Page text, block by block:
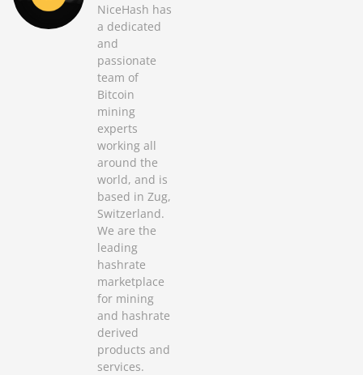
NiceHash has
a dedicated
and
passionate
team of
Bitcoin
mining
experts
working all
around the
world, and is
based in Zug,
Switzerland.
We are the
leading
hashrate
marketplace
for mining
and hashrate
derived
products and
services.